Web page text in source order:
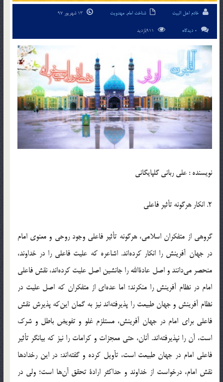
خادم اهل البیت شناخت امام, مهدویت
0 دیدگاه
نویسنده : علي رباني گلپايگاني
2. انكار هرگونه تأثير فاعلي
گروهي از متفكران اسلامي، هرگونه تأثير فاعلي وجود روحي و معنوي امام
در جهان آفرينش را انكار كرده‌اند. اشاعره كه عليت فاعلي را در خداوند،
منحصر مي‌دانند و اصل عادةالله را جانشين اصل عليت كرده‌اند، نقش فاعلي
امام در نظام آفرينش را منكرند؛ اما عده‌اي از متفكران كه اصل عليت در
نظام آفرينش و جهان طبيعت را پذيرفته‌اند نيز به گمان اين‌كه پذيرش نقش
فاعلي براي امام در جهان آفرينش، مستلزم غلو و تفويض باطل و شرك
است، آن را نپذيرفته‌اند. آنان، حتي معجزات و كرامات را نيز كه بيانگر تأثير
فاعلي امام در جهان طبيعت است، تأويل كرده و گفته‌اند: در اين رخداد‌ها
نقش امام، درخواست از خداوند و حداكثر ارادة تحقق آن‌ها است؛ ولي در